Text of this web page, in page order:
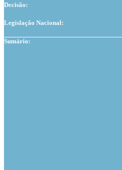
Decisão:
Legislação Nacional:
Sumário: